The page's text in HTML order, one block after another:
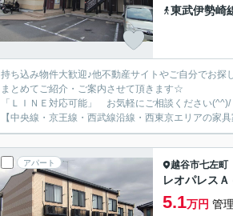
東武伊勢崎
持ち込み物件大歓迎♪他不動産サイトやご自分でお探
まとめてご紹介・ご案内させて頂きます☆
「ＬＩＮＥ対応可能」 お気軽にご相談ください(^^)/
【中央線・京王線・西武線沿線・西東京エリアの家
アパート 越谷市七左町
レオパレスＡ
5.1万円 管